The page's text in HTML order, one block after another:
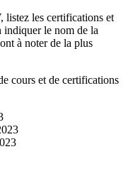
listez les certifications et
indiquer le nom de la
à noter de la plus
cours et de certifications